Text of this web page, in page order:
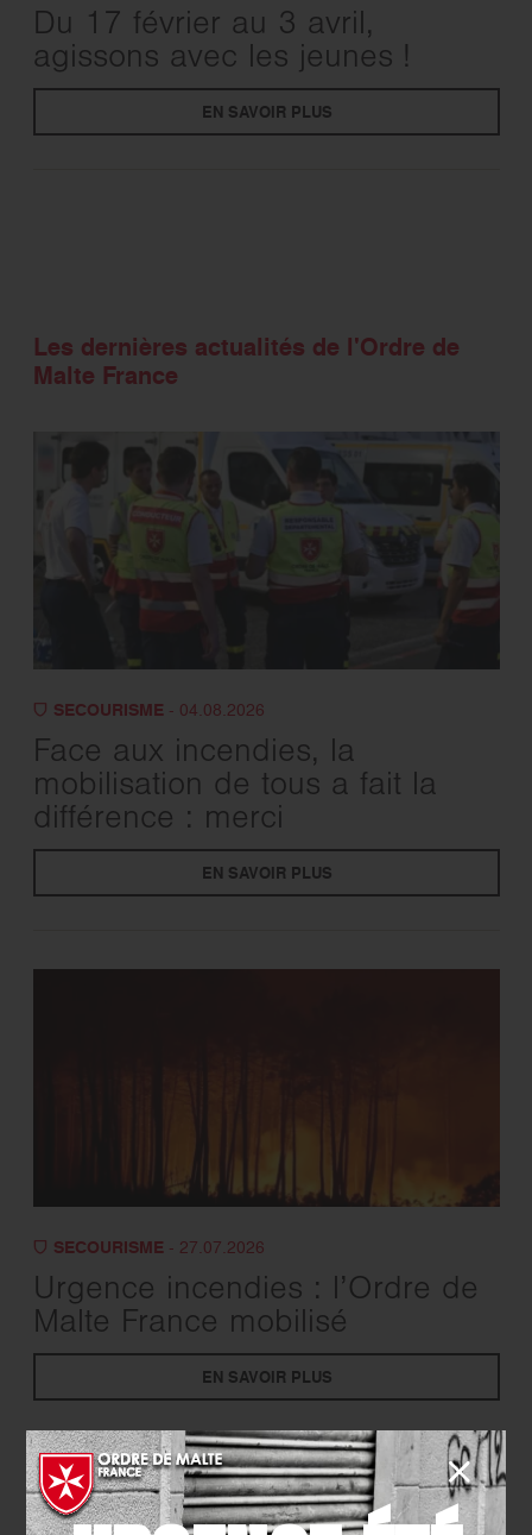
Du 17 février au 3 avril,
agissons avec les jeunes !
EN SAVOIR PLUS
Les dernières actualités de l'Ordre de
Malte France
SECOURISME- 04.08.2026
Face aux incendies, la
mobilisation de tous a fait la
différence : merci
EN SAVOIR PLUS
SECOURISME- 27.07.2026
Urgence incendies : l’Ordre de
Malte France mobilisé
EN SAVOIR PLUS